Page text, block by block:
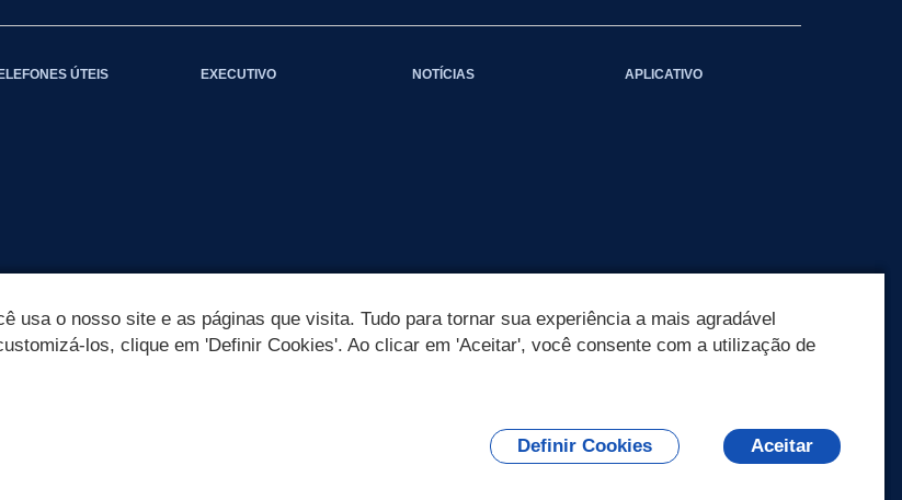
ÚTEIS EXECUTIVO NOTÍCIAS APLICATIVO
usa o nosso site e as páginas que visita. Tudo para tornar sua experiência a mais agradável
los, clique em 'Definir Cookies'. Ao clicar em 'Aceitar', você consente com a utilização de
Definir Cookies Aceitar